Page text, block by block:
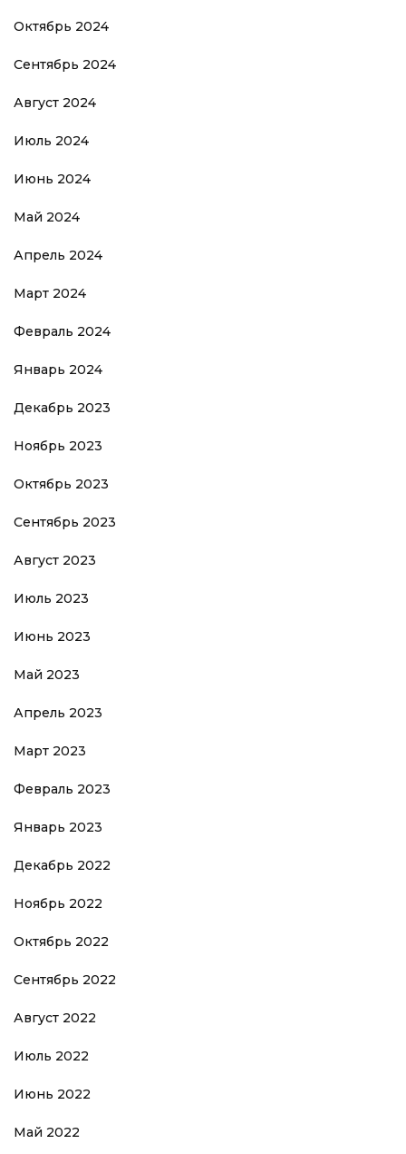
Октябрь 2024
Сентябрь 2024
Август 2024
Июль 2024
Июнь 2024
Май 2024
Апрель 2024
Март 2024
Февраль 2024
Январь 2024
Декабрь 2023
Ноябрь 2023
Октябрь 2023
Сентябрь 2023
Август 2023
Июль 2023
Июнь 2023
Май 2023
Апрель 2023
Март 2023
Февраль 2023
Январь 2023
Декабрь 2022
Ноябрь 2022
Октябрь 2022
Сентябрь 2022
Август 2022
Июль 2022
Июнь 2022
Май 2022